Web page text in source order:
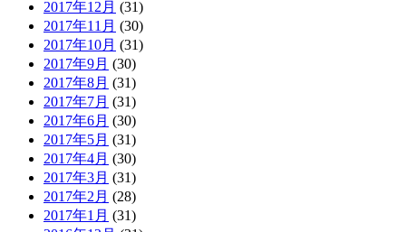
2017年12月 (31)
2017年11月 (30)
2017年10月 (31)
2017年9月 (30)
2017年8月 (31)
2017年7月 (31)
2017年6月 (30)
2017年5月 (31)
2017年4月 (30)
2017年3月 (31)
2017年2月 (28)
2017年1月 (31)